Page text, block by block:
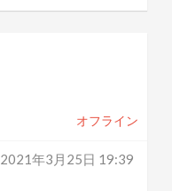
オフライン
2021年3月25日 19:39